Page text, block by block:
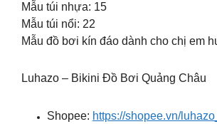
Mẫu túi nhựa: 15
Mẫu túi nổi: 22
Mẫu đồ bơi kín đáo dành cho chị em
Luhazo – Bikini Đồ Bơi Quảng Châu
Shopee: https://shopee.vn/